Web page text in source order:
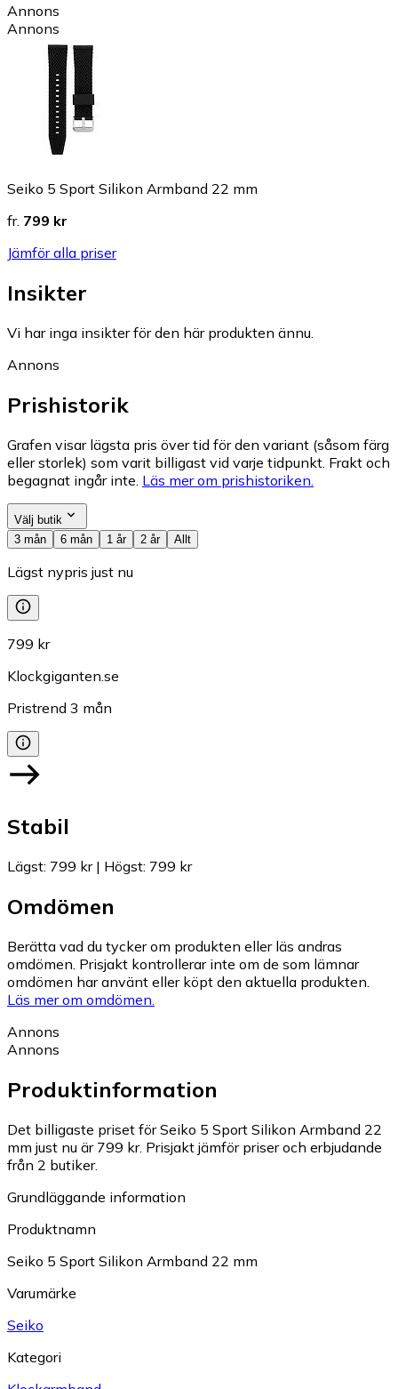
Annons
Annons
Seiko 5 Sport Silikon Armband 22 mm
fr. 799 kr
Jämför alla priser
Insikter
Vi har inga insikter för den här produkten ännu.
Annons
Prishistorik
Grafen visar lägsta pris över tid för den variant (såsom färg
eller storlek) som varit billigast vid varje tidpunkt. Frakt och
begagnat ingår inte. Läs mer om prishistoriken.
Välj butik
3 mån
6 mån 1 år 2 år Allt
Lägst nypris just nu
799 kr
Klockgiganten.se
Pristrend 3 mån
Stabil
Lägst: 799 kr| Högst: 799 kr
Omdömen
Berätta vad du tycker om produkten eller läs andras
omdömen. Prisjakt kontrollerar inte om de som lämnar
omdömen har använt eller köpt den aktuella produkten.
Läs mer om omdömen.
Annons
Annons
Produktinformation
Det billigaste priset för Seiko 5 Sport Silikon Armband 22
mm just nu är 799 kr. Prisjakt jämför priser och erbjudande
från 2 butiker.
Grundläggande information
Produktnamn
Seiko 5 Sport Silikon Armband 22 mm
Varumärke
Seiko
Kategori